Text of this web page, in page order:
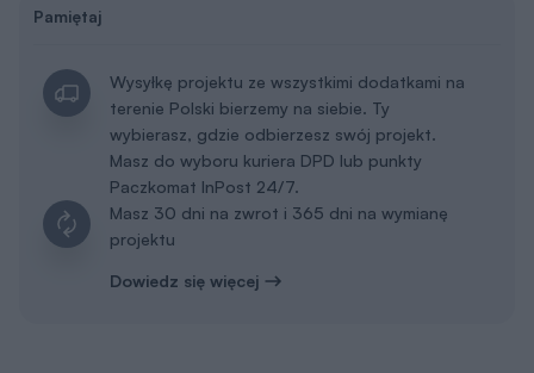
Pamiętaj
Wysyłkę projektu ze wszystkimi dodatkami na
terenie Polski bierzemy na siebie. Ty
wybierasz, gdzie odbierzesz swój projekt.
Masz do wyboru kuriera DPD lub punkty
Paczkomat InPost 24/7.
Masz 30 dni na zwrot i 365 dni na wymianę
projektu
Dowiedz się więcej